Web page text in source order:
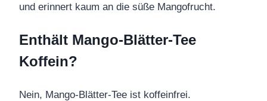
und erinnert kaum an die süße Mangofrucht.
Enthält Mango-Blätter-Tee
Koffein?
Nein, Mango-Blätter-Tee ist koffeinfrei.